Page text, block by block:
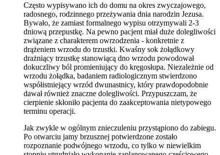
Często wypisywano ich do domu na okres zwyczajowego,
radosnego, rodzinnego przeżywania dnia narodzin Jezusa.
Bywało, że zamiast formalnego wypisu otrzymywali 2-3
dniową przepustkę. Na pewno pacjent miał duże dolegliwości
związane z charakterem owrzodzenia - konkretnie z
drążeniem wrzodu do trzustki. Kwaśny sok żołądkowy
drażniący trzustkę stanowiącą dno wrzodu powodował
dokuczliwy ból promieniujący do kręgosłupa. Niezależnie od
wrzodu żołądka, badaniem radiologicznym stwierdzono
współistniejący wrzód dwunastnicy, który prawdopodobnie
dawał również znaczne dolegliwości. Przypuszczam, że
cierpienie skłoniło pacjenta do zaakceptowania nietypowego
terminu operacji.
Jak zwykle w ogólnym znieczuleniu przystąpiono do zabiegu.
Po otwarciu jamy brzusznej potwierdzone zostało
rozpoznanie podwójnego wrzodu, co tylko w niewielkim